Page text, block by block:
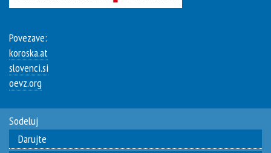
Povezave:
koroska.at
slovenci.si
oevz.org
Sodeluj
Darujte